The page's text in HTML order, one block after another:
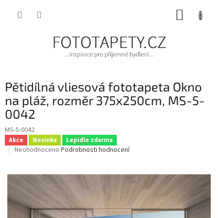
Pětidílná vliesová fototapeta Okno
na pláž, rozměr 375x250cm, MS-5-
0042
MS-5-0042
Akce Novinka Lepidlo zdarma
Průměrné
je
0,0
5
hvězdiček.
Neohodnoceno Podrobnosti hodnocení